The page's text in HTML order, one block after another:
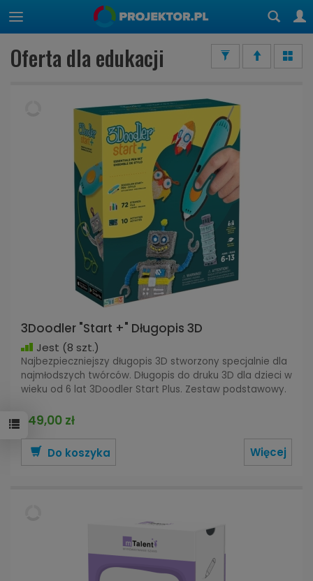
Oferta dla edukacji
3Doodler "Start +" Długopis 3D
Jest (8 szt.)
Najbezpieczniejszy długopis 3D stworzony specjalnie dla
najmłodszych twórców. Długopis do druku 3D dla dzieci w
wieku od 6 lat 3Doodler Start Plus. Zestaw podstawowy.
249,00 zł
Do koszyka Więcej